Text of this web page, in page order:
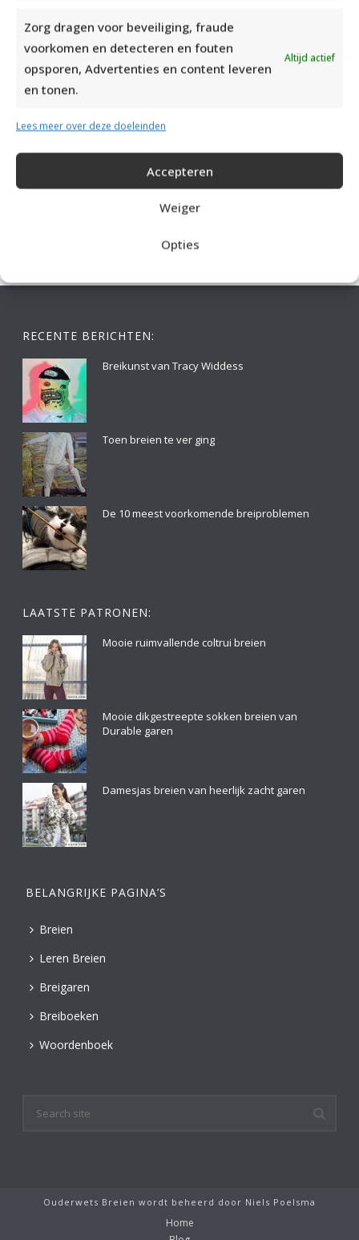
Zorg dragen voor beveiliging, fraude
voorkomen en detecteren en fouten
opsporen, Advertenties en content leveren
en tonen.
Altijd actief
Lees meer over deze doeleinden
Accepteren
Weiger
Opties
RECENTE BERICHTEN:
Breikunst van Tracy Widdess
Toen breien te ver ging
De 10 meest voorkomende breiproblemen
LAATSTE PATRONEN:
Mooie ruimvallende coltrui breien
Mooie dikgestreepte sokken breien van
Durable garen
Damesjas breien van heerlijk zacht garen
BELANGRIJKE PAGINA’S
Breien
Leren Breien
Breigaren
Breiboeken
Woordenboek
Ouderwets Breien wordt beheerd door Niels Poelsma
Home